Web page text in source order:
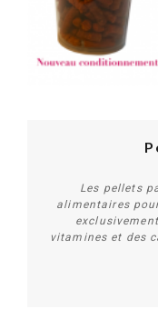
Les pellets
alimentaires
vitamines et des